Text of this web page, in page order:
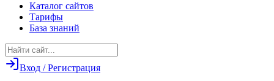
Каталог сайтов
Тарифы
База знаний
Вход / Регистрация